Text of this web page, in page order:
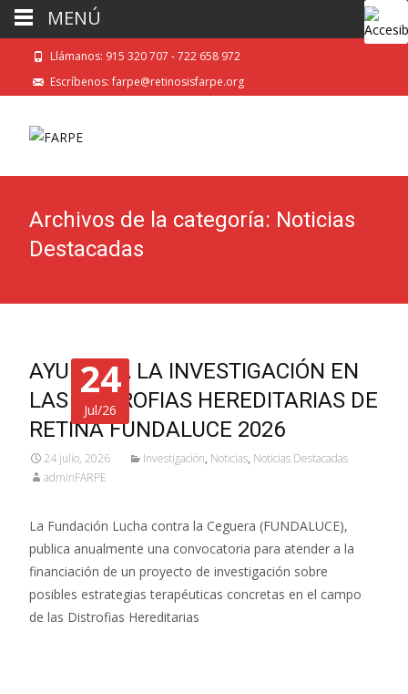
Llámanos: 915 320 707 - 722 658 972
Escríbenos: farpe@retinosisfarpe.org
Archivos de la categoría: Noticias
Destacadas
24
Jul/26
AYUDAS A LA INVESTIGACIÓN EN
LAS DISTROFIAS HEREDITARIAS DE
RETINA FUNDALUCE 2026
24 julio, 2026 Investigación, Noticias, Noticias Destacadas
adminFARPE
La Fundación Lucha contra la Ceguera (FUNDALUCE),
publica anualmente una convocatoria para atender a la
financiación de un proyecto de investigación sobre
posibles estrategias terapéuticas concretas en el campo
de las Distrofias Hereditarias
MENÚ